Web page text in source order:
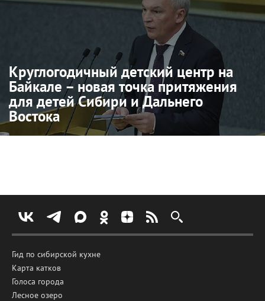
Круглогодичный детский центр на
Байкале – новая точка притяжения
для детей Сибири и Дальнего
Востока
Гид по сибирской кухне
Карта катков
Голоса города
Лесное озеро